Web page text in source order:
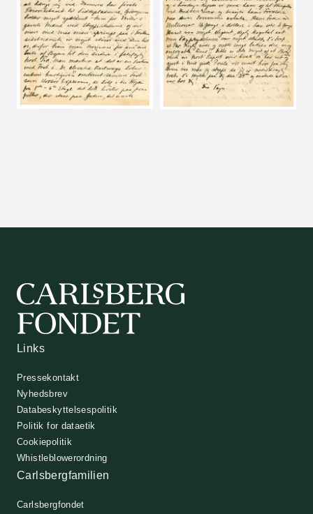
Links
Pressekontakt
Nyhedsbrev
Databeskyttelsespolitik
Politik for dataetik
Cookiepolitik
Whistleblowerordning
Carlsbergfamilien
Carlsbergfondet